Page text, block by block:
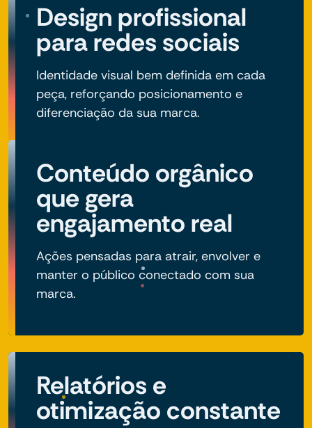
Design profissional
para redes sociais
Identidade visual bem definida em cada
peça, reforçando posicionamento e
diferenciação da sua marca.
Conteúdo orgânico
que gera
engajamento real
Ações pensadas para atrair, envolver e
manter o público conectado com sua
marca.
Relatórios e
otimização constante